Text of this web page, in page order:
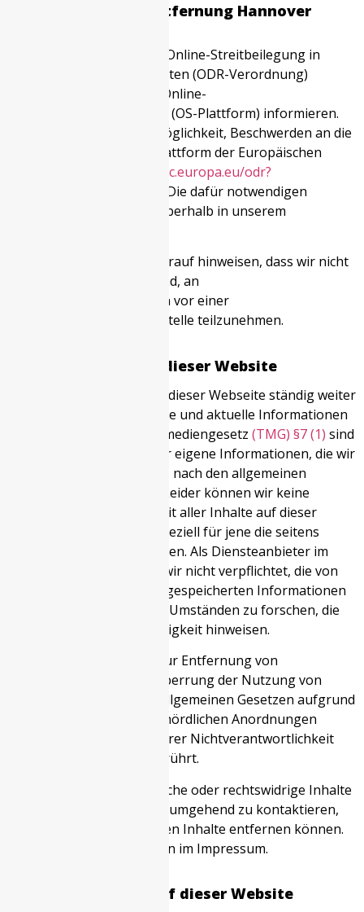
Warum Laserhaarentfernung Hannover
Gemäß Verordnung über Online-Streitbeilegung in
Verbraucherangelegenheiten (ODR-Verordnung)
möchten wir Sie über die Online-
Streitbeilegungsplattform (OS-Plattform) informieren.
Verbraucher haben die Möglichkeit, Beschwerden an die
Online Streitbeilegungsplattform der Europäischen
http://ec.europa.eu/odr?
zu richten. Die dafür notwendigen
Kontaktdaten finden Sie oberhalb in unserem
Wir möchten Sie jedoch darauf hinweisen, dass wir nicht
bereit oder verpflichtet sind, an
Streitbeilegungsverfahren vor einer
Verbraucherschlichtungsstelle teilzunehmen.
Haftung für Inhalte dieser Website
Wir entwickeln die Inhalte dieser Webseite ständig weiter
und bemühen uns korrekte und aktuelle Informationen
bereitzustellen. Laut Telemediengesetz (TMG) §7 (1) sind
wir als Diensteanbieter für eigene Informationen, die wir
zur Nutzung bereitstellen, nach den allgemeinen
Gesetzen verantwortlich. Leider können wir keine
Haftung für die Korrektheit aller Inhalte auf dieser
Webseite übernehmen, speziell für jene die seitens
Dritter bereitgestellt wurden. Als Diensteanbieter im
Sinne der §§ 8 bis 10 sind wir nicht verpflichtet, die von
ihnen übermittelten oder gespeicherten Informationen
zu überwachen oder nach Umständen zu forschen, die
auf eine rechtswidrige Tätigkeit hinweisen.
Unsere Verpflichtungen zur Entfernung von
Informationen oder zur Sperrung der Nutzung von
Informationen nach den allgemeinen Gesetzen aufgrund
von gerichtlichen oder behördlichen Anordnungen
bleiben auch im Falle unserer Nichtverantwortlichkeit
nach den §§ 8 bis 10 unberührt.
Sollten Ihnen problematische oder rechtswidrige Inhalte
auffallen, bitte wir Sie uns umgehend zu kontaktieren,
damit wir die rechtswidrigen Inhalte entfernen können.
Sie finden die Kontaktdaten im Impressum.
Haftung für Links auf dieser Website